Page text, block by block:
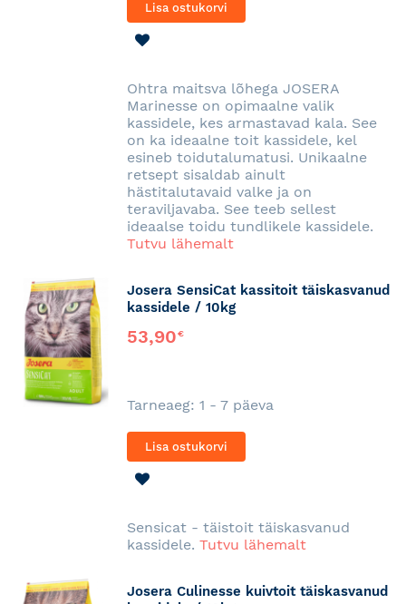
Lisa ostukorvi
Ohtra maitsva lõhega JOSERA
Marinesse on opimaalne valik
kassidele, kes armastavad kala. See
on ka ideaalne toit kassidele, kel
esineb toidutalumatusi. Unikaalne
retsept sisaldab ainult
hästitalutavaid valke ja on
teraviljavaba. See teeb sellest
ideaalse toidu tundlikele kassidele.
Tutvu lähemalt
Josera SensiCat kassitoit täiskasvanud
kassidele / 10kg
53,90€
Tarneaeg: 1 - 7 päeva
Lisa ostukorvi
Sensicat - täistoit täiskasvanud
kassidele. Tutvu lähemalt
Josera Culinesse kuivtoit täiskasvanud